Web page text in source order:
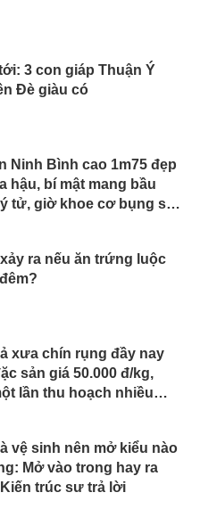
3 con giáp Thuận Ý
Đè giàu có
Ninh Bình cao 1m75 đẹp
hậu, bí mật mang bầu
tử, giờ khoe cơ bụng số
ra nếu ăn trứng luộc
xưa chín rụng đầy nay
sản giá 50.000 đ/kg,
lần thu hoạch nhiều
vệ sinh nên mở kiểu nào
Mở vào trong hay ra
trúc sư trả lời